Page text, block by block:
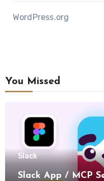
WordPress.org
You Missed
Slack
Slack App / MCP